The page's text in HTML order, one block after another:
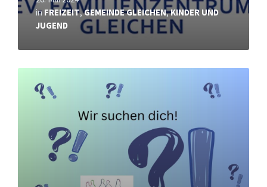
in FREIZEIT,GEMEINDE GLEICHEN,KINDER UND
JUGEND
Read
More